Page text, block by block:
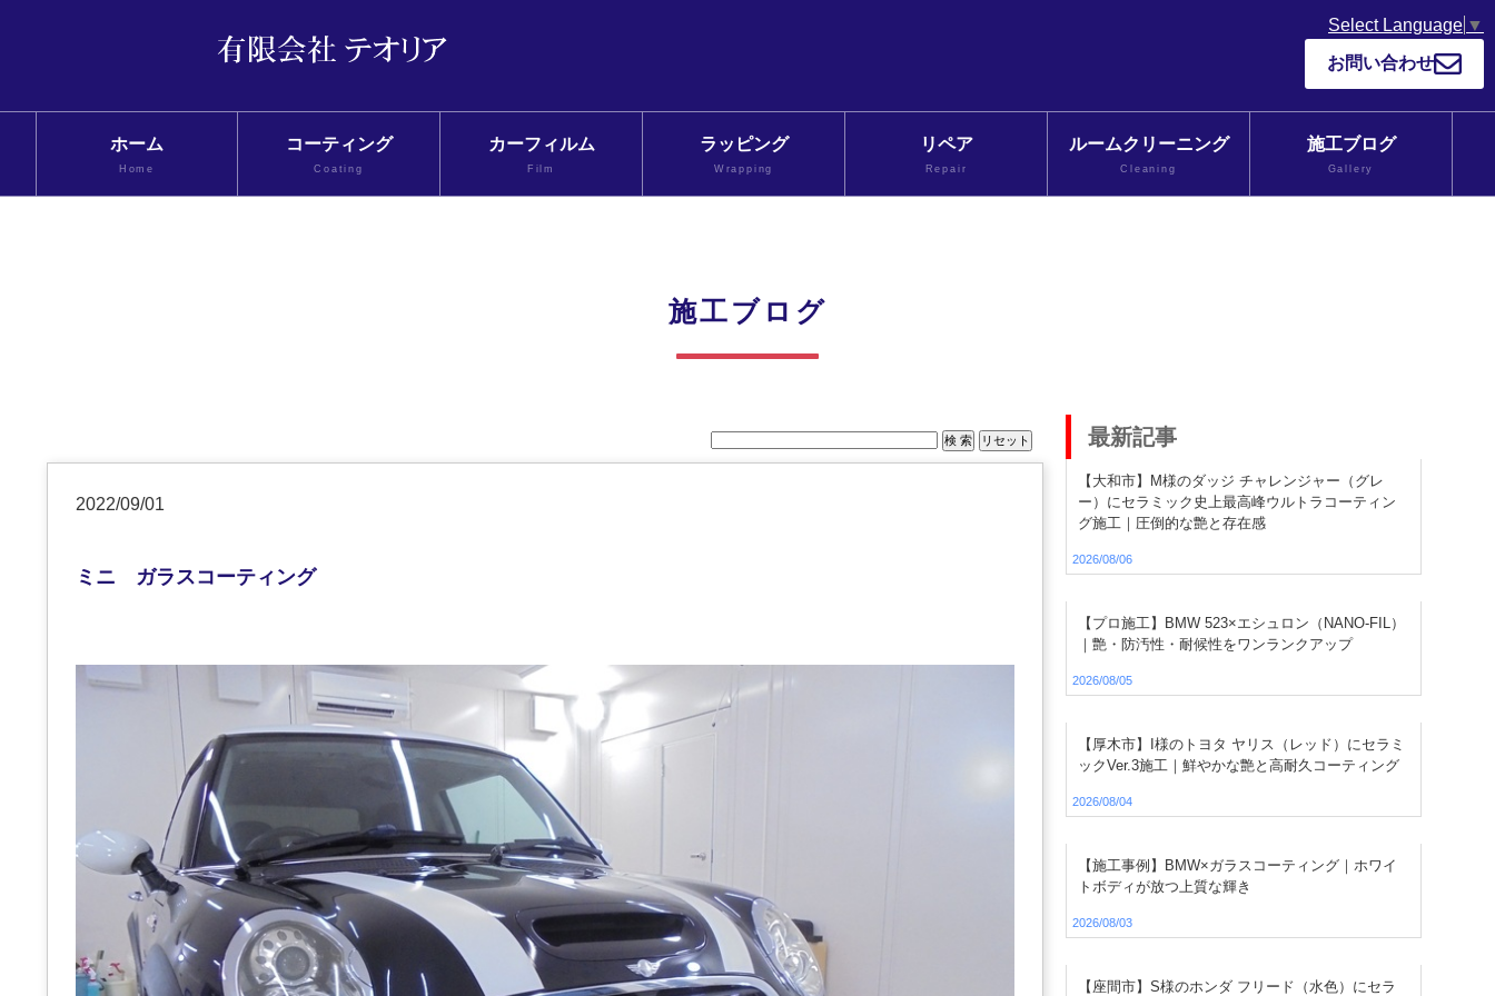
Select Language ▼
お問い合わせ
ホーム
Home
コーティング
Coating
カーフィルム
Film
ラッピング
Wrapping
リペア
Repair
ルームクリーニング
Cleaning
施工ブログ
Gallery
施工ブログ
2022/09/01
ミニ ガラスコーティング
最新記事
【大和市】M様のダッジ チャレンジャー（グレ
ー）にセラミック史上最高峰ウルトラコーティン
グ施工｜圧倒的な艶と存在感
2026/08/06
【プロ施工】BMW 523×エシュロン（NANO-FIL）
｜艶・防汚性・耐候性をワンランクアップ
2026/08/05
【厚木市】I様のトヨタ ヤリス（レッド）にセラミ
ックVer.3施工｜鮮やかな艶と高耐久コーティング
2026/08/04
【施工事例】BMW×ガラスコーティング｜ホワイ
トボディが放つ上質な輝き
2026/08/03
【座間市】S様のホンダ フリード（水色）にセラ